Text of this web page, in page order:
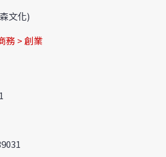
文化)
務 > 創業